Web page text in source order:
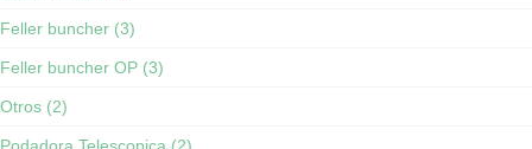
Feller buncher (3)
Feller buncher OP (3)
Otros (2)